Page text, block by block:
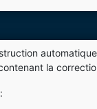
la